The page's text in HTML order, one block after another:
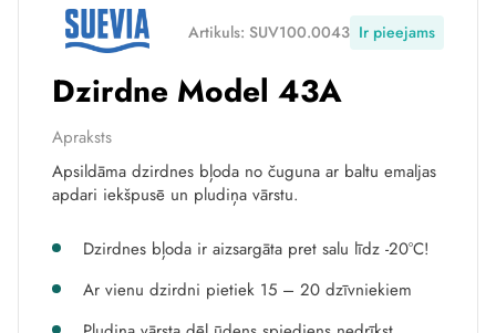
Artikuls: SUV100.0043 Ir pieejams
Dzirdne Model 43A
Apraksts
Apsildāma dzirdnes bļoda no čuguna ar baltu emaljas
apdari iekšpusē un pludiņa vārstu.
Dzirdnes bļoda ir aizsargāta pret salu līdz -20°C!
Ar vienu dzirdni pietiek 15 – 20 dzīvniekiem